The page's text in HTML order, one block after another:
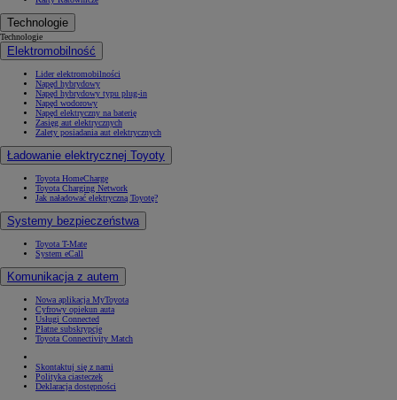
Technologie
Technologie
Elektromobilność
Lider elektromobilności
Napęd hybrydowy
Napęd hybrydowy typu plug-in
Napęd wodorowy
Napęd elektryczny na baterię
Zasięg aut elektrycznych
Zalety posiadania aut elektrycznych
Ładowanie elektrycznej Toyoty
Toyota HomeCharge
Toyota Charging Network
Jak naładować elektryczną Toyotę?
Systemy bezpieczeństwa
Toyota T-Mate
System eCall
Komunikacja z autem
Nowa aplikacja MyToyota
Cyfrowy opiekun auta
Usługi Connected
Płatne subskrypcje
Toyota Connectivity Match
Skontaktuj się z nami
Polityka ciasteczek
Deklaracja dostępności